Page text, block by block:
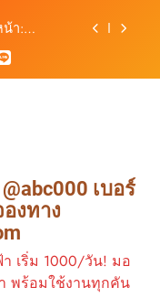
คาคุ้มค่า
ทาง
าท/วัน
:
าคาคุ้มค่า
นทาง
ท/วัน
เบอร์
งทาง
เริ่ม 1000/วัน! มอ
พร้อมใช้งานทุกคัน